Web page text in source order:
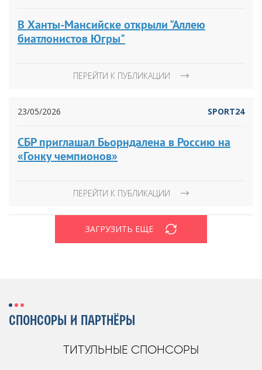
В Ханты-Мансийске открыли "Аллею
биатлонистов Югры"
ПЕРЕЙТИ К ПУБЛИКАЦИИ
23/05/2026 SPORT24
СБР приглашал Бьорндалена в Россию на
«Гонку чемпионов»
ПЕРЕЙТИ К ПУБЛИКАЦИИ
ЗАГРУЗИТЬ ЕЩЕ
СПОНСОРЫ И ПАРТНЁРЫ
ТИТУЛЬНЫЕ СПОНСОРЫ